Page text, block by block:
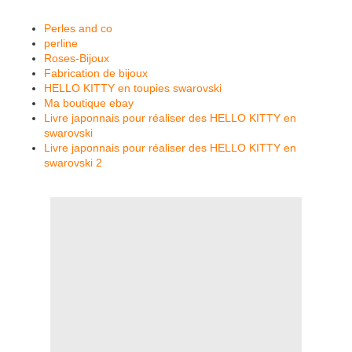
Perles and co
perline
Roses-Bijoux
Fabrication de bijoux
HELLO KITTY en toupies swarovski
Ma boutique ebay
Livre japonnais pour réaliser des HELLO KITTY en
swarovski
Livre japonnais pour réaliser des HELLO KITTY en
swarovski 2